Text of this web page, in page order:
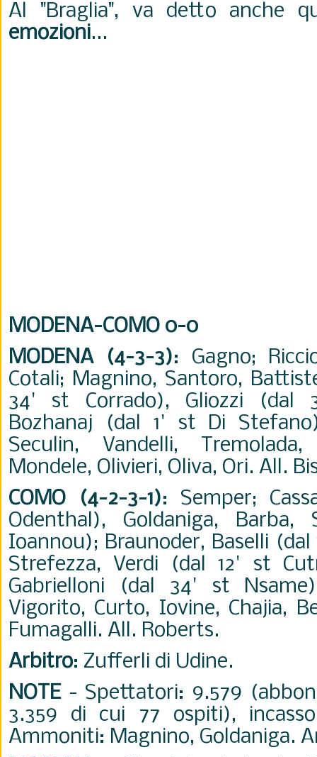
Al "Braglia", va detto anche
emozioni...
MODENA-COMO 0-0
MODENA (4-3-3): Gagno;
Cotali; Magnino, Santoro,
34' st Corrado), Gliozzi (dal
Bozhanaj (dal 1' st Di
Seculin, Vandelli,
Mondele, Olivieri, Oliva, Ori. All.
COMO (4-2-3-1): Semper;
Odenthal), Goldaniga,
Ioannou); Braunoder, Baselli
Strefezza, Verdi (dal 12' st
Gabrielloni (dal 34' st
Vigorito, Curto, Iovine, Chajia,
Fumagalli. All. Roberts.
Arbitro: Zufferli di Udine.
NOTE - Spettatori: 9.579
3.359 di cui 77 ospiti),
Ammoniti: Magnino, Goldaniga.